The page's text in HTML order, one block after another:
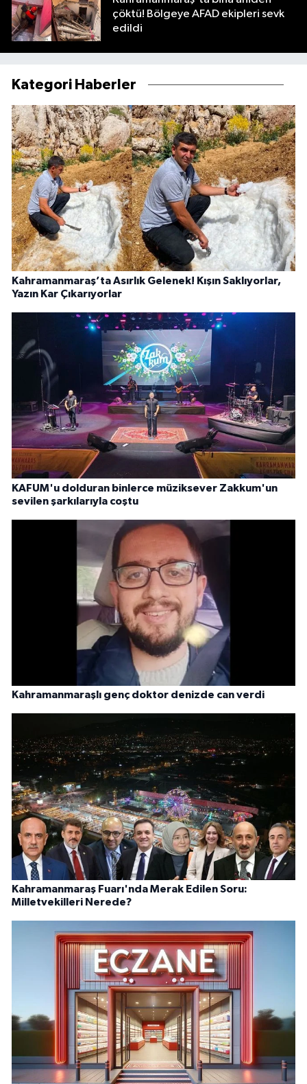
çöktü! Bölgeye AFAD ekipleri sevk
edildi
Kategori Haberler
Kahramanmaraş’ta Asırlık Gelenek! Kışın Saklıyorlar,
Yazın Kar Çıkarıyorlar
KAFUM'u dolduran binlerce müziksever Zakkum'un
sevilen şarkılarıyla coştu
Kahramanmaraşlı genç doktor denizde can verdi
Kahramanmaraş Fuarı'nda Merak Edilen Soru:
Milletvekilleri Nerede?